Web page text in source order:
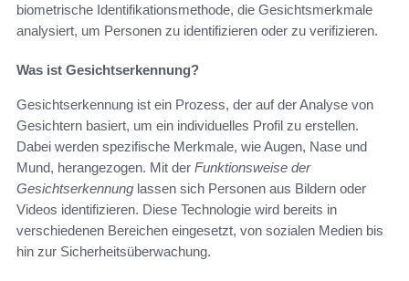
biometrische Identifikationsmethode, die Gesichtsmerkmale
analysiert, um Personen zu identifizieren oder zu verifizieren.
Was ist Gesichtserkennung?
Gesichtserkennung ist ein Prozess, der auf der Analyse von
Gesichtern basiert, um ein individuelles Profil zu erstellen.
Dabei werden spezifische Merkmale, wie Augen, Nase und
Mund, herangezogen. Mit der Funktionsweise der
Gesichtserkennung lassen sich Personen aus Bildern oder
Videos identifizieren. Diese Technologie wird bereits in
verschiedenen Bereichen eingesetzt, von sozialen Medien bis
hin zur Sicherheitsüberwachung.